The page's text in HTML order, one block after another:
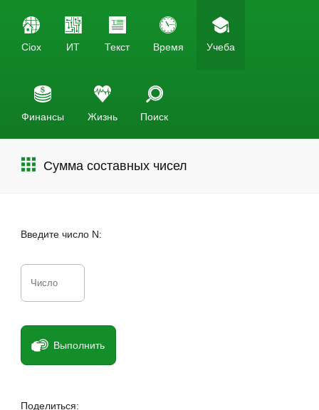
Ciox ИТ Текст Время Учеба
Финансы Жизнь Поиск
Сумма составных чисел
Введите число N:
Выполнить
Поделиться: